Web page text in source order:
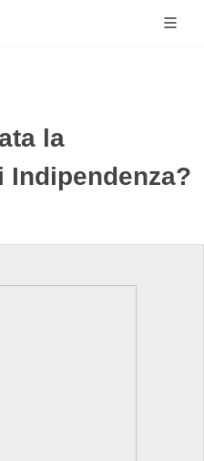
la
Indipendenza?